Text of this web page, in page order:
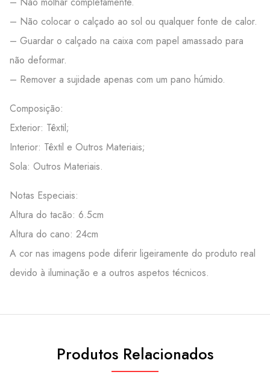
– Não colocar o calçado ao sol ou qualquer fonte de calor.
– Guardar o calçado na caixa com papel amassado para
não deformar.
– Remover a sujidade apenas com um pano húmido.
Composição:
Exterior: Têxtil;
Interior: Têxtil e Outros Materiais;
Sola: Outros Materiais.
Notas Especiais:
Altura do tacão: 6.5cm
Altura do cano: 24cm
A cor nas imagens pode diferir ligeiramente do produto real
devido à iluminação e a outros aspetos técnicos.
Produtos Relacionados